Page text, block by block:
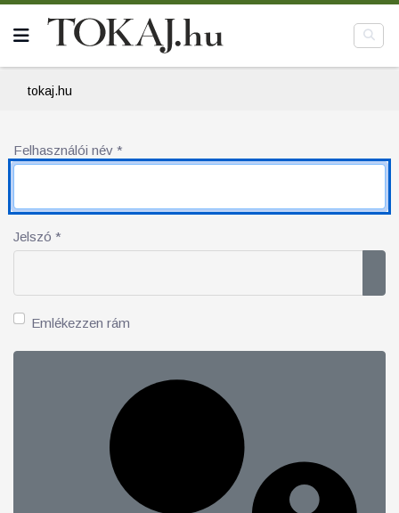
tokaj.hu
Felhasználói név *
Jelszó *
Emlékezzen rám